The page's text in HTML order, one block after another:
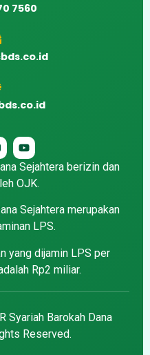
7560
Sejahtera berizin dan
OJK.
Sejahtera merupakan
LPS.
yang dijamin LPS per
Rp2 miliar.
Syariah Barokah Dana
Reserved.